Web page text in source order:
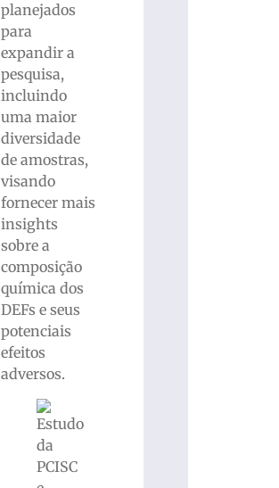
planejados
para
expandir a
pesquisa,
incluindo
uma maior
diversidade
de amostras,
visando
fornecer mais
insights
sobre a
composição
química dos
DEFs e seus
potenciais
efeitos
adversos.